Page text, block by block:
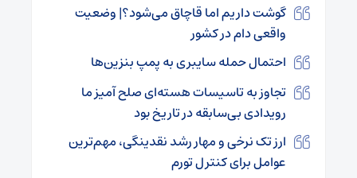
گوشت داریم اما قاچاق می‌شود؟| وضعیت
واقعی دام در کشور
احتمال حمله سایبری به پمپ بنزین‌ها
تجاوز به تاسیسات هسته‌ای صلح آمیز ما
رویدادی بی‌سابقه در تاریخ بود
ارز تک نرخی و مهار رشد نقدینگی، مهم‌ترین
عوامل برای کنترل تورم